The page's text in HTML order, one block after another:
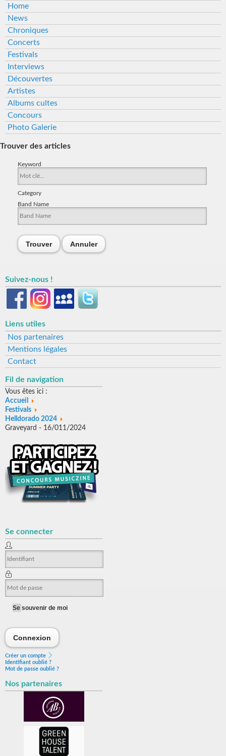
Home
News
Chroniques
Concerts
Festivals
Interviews
Découvertes
Artistes
Albums cultes
Concours
Photo Galerie
Trouver des articles
Keyword
Category
Band Name
Trouver Annuler
Suivez-nous !
Liens utiles
Nos partenaires
Mentions légales
Contact
Fil de navigation
Vous êtes ici :
Accueil
Festivals
Helldorado 2024
Graveyard - 16/011/2024
Se connecter
Se souvenir de moi
Connexion
Créer un compte
Identifiant oublié ?
Mot de passe oublié ?
Nos partenaires